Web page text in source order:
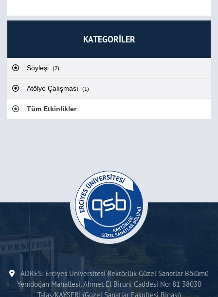
KATEGORİLER
Söyleşi (2)
Atölye Çalışması (1)
Tüm Etkinlikler
ADRES: Erciyes Üniversitesi Rektörlük Güzel Sanatlar Bölümü
Yenidoğan Mahallesi, Ahmet El Biruni Caddesi No: 81 38030
Talas/KAYSERİ (Güzel Sanatlar Fakültesi Binası)